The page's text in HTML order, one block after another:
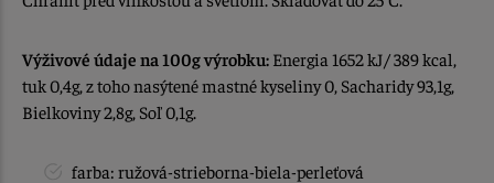
Výživové údaje na 100g výrobku: Energia 1652 kJ/ 389 kcal,
tuk 0,4g, z toho nasýtené mastné kyseliny 0, Sacharidy 93,1g,
Bielkoviny 2,8g, Soľ 0,1g.
farba: ružová-strieborna-biela-perleťová